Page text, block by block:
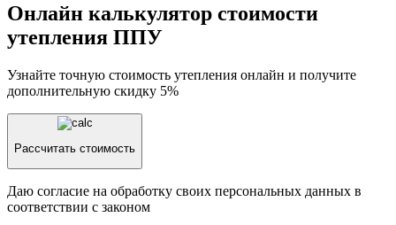
Онлайн калькулятор стоимости
утепления ППУ
Узнайте точную стоимость утепления онлайн и получите
дополнительную скидку 5%
Рассчитать стоимость
Даю согласие на обработку своих персональных данных в
соответствии с законом